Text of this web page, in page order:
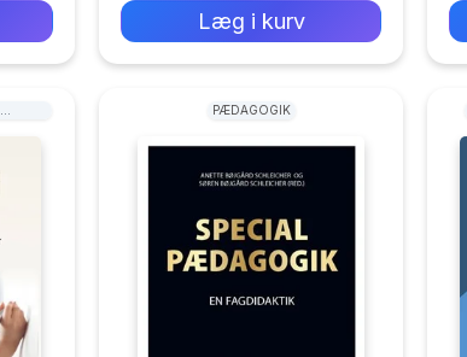
Læg i kurv
PÆDAGOGIK